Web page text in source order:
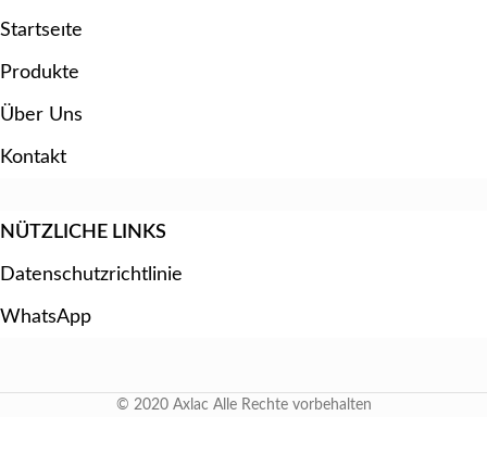
Startseıte
Produkte
Über Uns
Kontakt
NÜTZLICHE LINKS
Datenschutzrichtlinie
WhatsApp
© 2020 Axlac Alle Rechte vorbehalten